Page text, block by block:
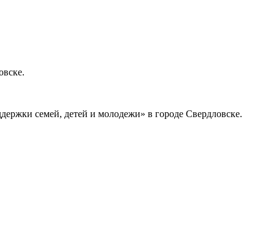
семей, детей и молодежи» в городе Свердловске.